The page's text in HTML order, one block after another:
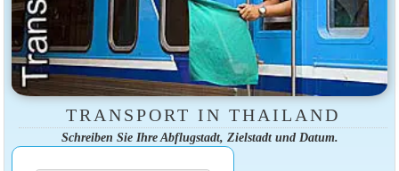
TRANSPORT IN THAILAND
Schreiben Sie Ihre Abflugstadt, Zielstadt und Datum.